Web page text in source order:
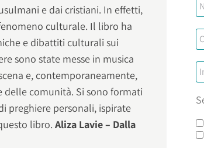
e dai cristiani. In effetti,
culturale. Il libro ha
e dibattiti culturali sui
sono state messe in musica
e, contemporaneamente,
comunità. Si sono formati
preghiere personali, ispirate
libro. Aliza Lavie – Dalla